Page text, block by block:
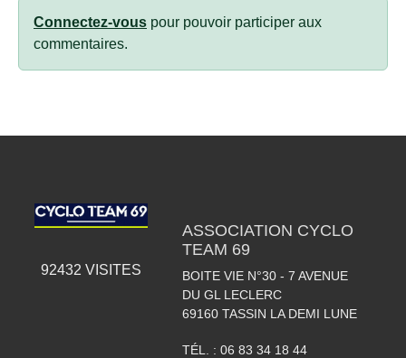
Connectez-vous pour pouvoir participer aux
commentaires.
92432 VISITES
ASSOCIATION CYCLO
TEAM 69
BOITE VIE N°30 - 7 AVENUE
DU GL LECLERC
69160 TASSIN LA DEMI LUNE
TÉL. : 06 83 34 18 44